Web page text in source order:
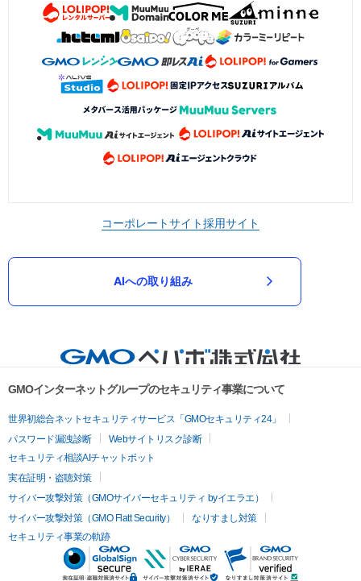
コーポレートサイト採用サイト
AIへの取り組み
GMOインターネットグループのセキュリティ事業について
世界初総合ネットセキュリティサービス「GMOセキュリティ24」
パスワード漏洩診断
Webサイトリスク診断
セキュリティ相談AIチャットボット
実在証明・盗聴対策
サイバー攻撃対策（GMOサイバーセキュリティ byイエラエ）
サイバー攻撃対策（GMO Flatt Security）
なりすまし対策
セキュリティ事業の軌跡